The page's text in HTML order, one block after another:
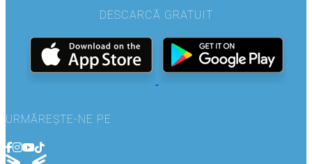
DESCARCĂ GRATUIT
URMĂREȘTE-NE PE